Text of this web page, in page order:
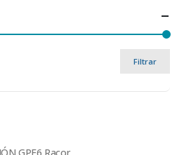
Filtrar
GPE6 Racor